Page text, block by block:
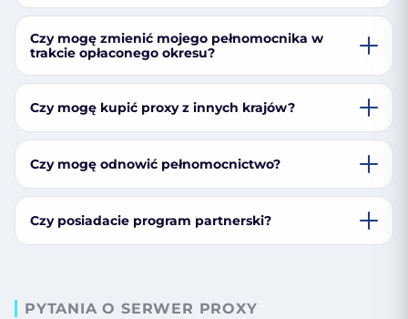
Czy mogę zmienić mojego pełnomocnika w
trakcie opłaconego okresu?
Czy mogę kupić proxy z innych krajów?
Czy mogę odnowić pełnomocnictwo?
Czy posiadacie program partnerski?
PYTANIA O SERWER PROXY